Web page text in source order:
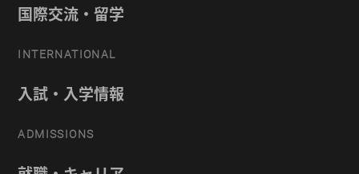
国際交流・留学
INTERNATIONAL
入試・入学情報
ADMISSIONS